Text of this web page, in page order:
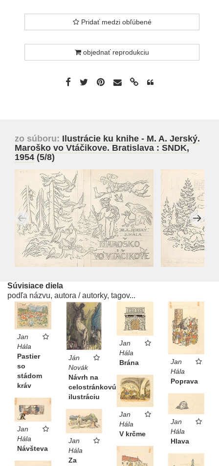
Pridať medzi obľúbené
objednať reprodukciu
zo súboru: Ilustrácie ku knihe - M. A. Jerský.
Maroško vo Vtáčikove. Bratislava : SNDK,
1954 (5/8)
Súvisiace diela
podľa názvu, autora / autorky, tagov...
Jan
Hála
Pastier
so
stádom
kráv
Ján
Novák
Návrh na
celostránkovú
ilustráciu
Jan
Hála
Brána
Jan
Hála
Poprava
Jan
Hála
V krčme
Jan
Hála
Hlava
Jan
Hála
Návšteva
Jan
Hála
Za